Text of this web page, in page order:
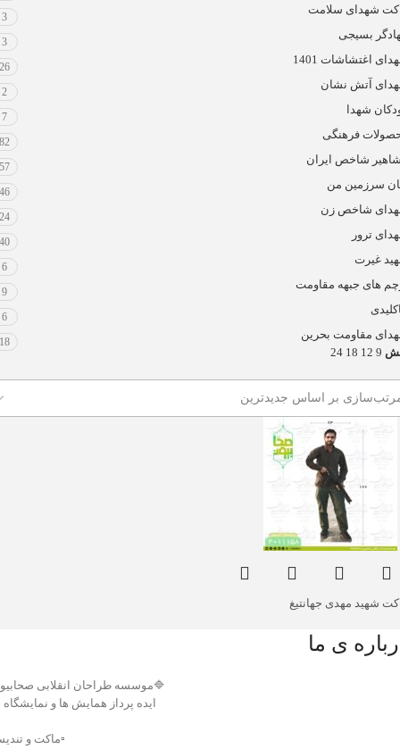
شهدای سلامت
3
بسیجی
3
اغتشاشات 1401
26
آتش نشان
2
شهدا
7
فرهنگی
82
شاخص ایران
57
سرزمین من
46
شاخص زن
24
ترور
40
غیرت
6
های جبهه مقاومت
9
6
مقاومت بحرین
18
9
12
18
24
شهید مهدی جهانتیغ
ی ما
🔷موسسه طراحان انقلابی
ایده پرداز همایش ها و نمایشگاه
▫️ماکت و